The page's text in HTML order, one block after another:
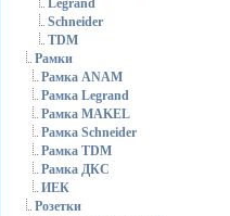
Legrand
Schneider
TDM
Рамки
Рамка ANAM
Рамка Legrand
Рамка MAKEL
Рамка Schneider
Рамка TDM
Рамка ДКС
ИЕК
Розетки